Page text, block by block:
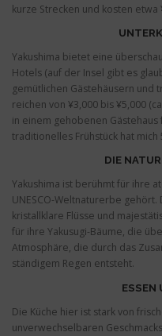
kurze Strecken und kosten etwa
Yakushima bietet eine
Hotels (auf der Insel gibt es
gemütlichen Gästehäusern und
reichen von ¥3,000 bis ¥5,000
in einem gehobenen Gästehaus
traditionelles Frühstück hat
DIE
Yakushima ist berühmt für ihre
UNESCO-Weltnaturerbe
kristallklare Flüsse und
für ihre Yakusugi-Bäume, die
Atmosphäre, die durch das
ständigem Regen entsteht.
ESSEN
Die Küche hier ist stark von
unverwechselbaren